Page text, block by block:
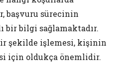
başvuru sürecinin
bir bilgi sağlamaktadır.
şekilde işlemesi, kişinin
için oldukça önemlidir.